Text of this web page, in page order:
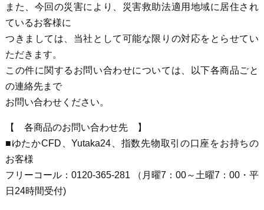
また、今回の災害により、災害救助法適用地域に居住され
ているお客様に
つきましては、当社として可能な限りの対応をとらせてい
ただきます。
この件に関するお問い合わせについては、以下各商品ごと
の連絡先まで
お問い合わせください。
【 各商品のお問い合わせ先 】
■ゆたかCFD、Yutaka24、指数先物取引の口座をお持ちの
お客様
フリーコール：0120-365-281 （月曜7：00～土曜7：00・平
日24時間受付)